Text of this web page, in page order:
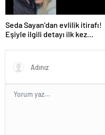
Seda Sayan’dan evlilik itirafı!
Eşiyle ilgili detayı ilk kez